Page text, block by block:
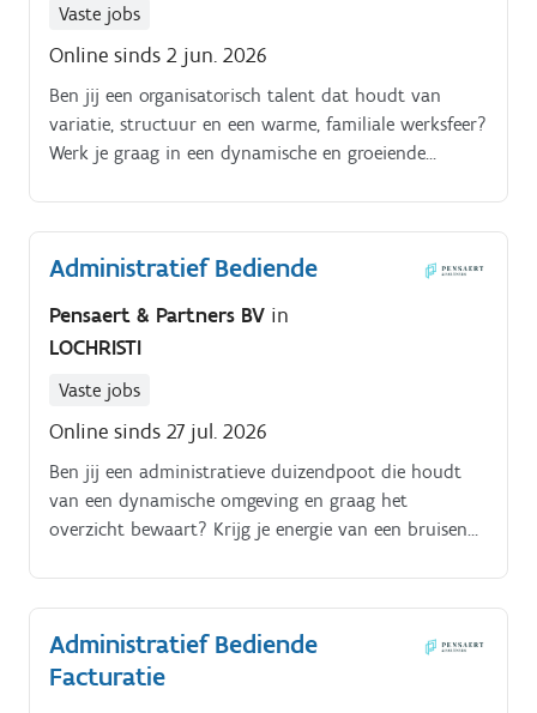
prioriteiten.
Vaste jobs
Online sinds 2 jun. 2026
Ben jij een organisatorisch talent dat houdt van
variatie, structuur en een warme, familiale werksfeer?
Werk je graag in een dynamische en groeiende
Administratief Bediende
Pensaert & Partners BV in
LOCHRISTI
Vaste jobs
Online sinds 27 jul. 2026
Ben jij een administratieve duizendpoot die houdt
van een dynamische omgeving en graag het
overzicht bewaart? Krijg je energie van een bruisend,
Administratief Bediende
Facturatie